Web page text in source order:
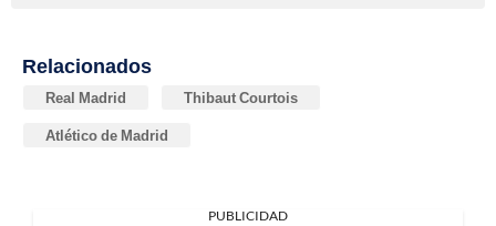
Relacionados
Real Madrid Thibaut Courtois
Atlético de Madrid
PUBLICIDAD